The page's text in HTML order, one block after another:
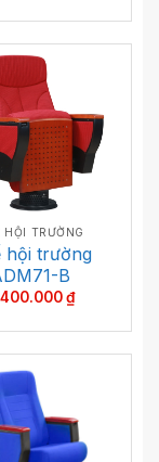
HỘI TRƯỜNG
hội trường
B
₫